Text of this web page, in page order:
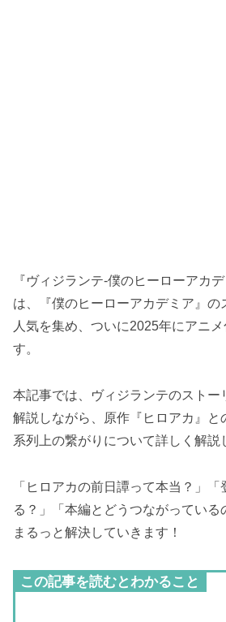
『ヴィジランテ-僕のヒーローアカ
は、『僕のヒーローアカデミア』の
人気を集め、ついに2025年にアニ
す。
本記事では、ヴィジランテのストー
解説しながら、原作『ヒロアカ』と
系列上の繋がりについて詳しく解説
「ヒロアカの前日譚って本当？」
る？」「本編とどうつながっている
まるっと解決していきます！
この記事を読むとわかること